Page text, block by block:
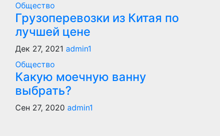
Общество
Грузоперевозки из Китая по
лучшей цене
Дек 27, 2021 admin1
Общество
Какую моечную ванну
выбрать?
Сен 27, 2020 admin1